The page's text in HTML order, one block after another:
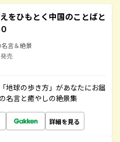
をひもとく中国のことばと
名言＆絶景
売
地球の歩き方」があなたにお届
名言と癒やしの絶景集
詳細を見る